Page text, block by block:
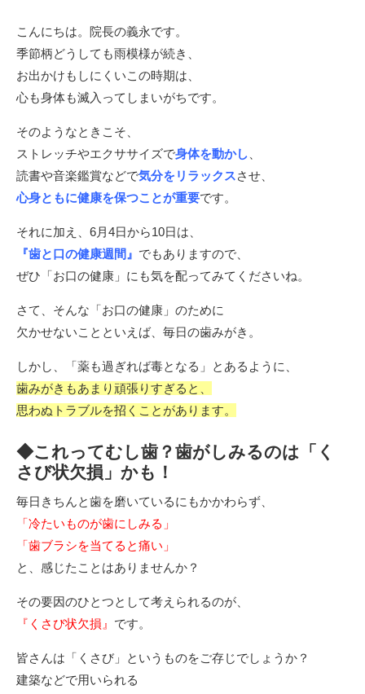
こんにちは。院長の義永です。
季節柄どうしても雨模様が続き、
お出かけもしにくいこの時期は、
心も身体も滅入ってしまいがちです。
そのようなときこそ、
ストレッチやエクササイズで身体を動かし
読書や音楽鑑賞などで気分をリラックスさせ、
心身ともに健康を保つことが重要です。
それに加え、6月4日から10日は、
『歯と口の健康週間』 でもありますので、
ぜひ「お口の健康」にも気を配ってみてくださいね。
さて、そんな「お口の健康」のために
欠かせないことといえば、毎日の歯みがき。
しかし、「薬も過ぎれば毒となる」とあるように、
歯みがきもあまり頑張りすぎると、
思わぬトラブルを招くことがあります。
◆これってむし歯？歯がしみるのは「く
さび状欠損」かも！
毎日きちんと歯を磨いているにもかかわらず、
「冷たいものが歯にしみる」
「歯ブラシを当てると痛い」
と、感じたことはありませんか？
その要因のひとつとして考えられるのが、
『くさび状欠損』 です。
皆さんは「くさび」というものをご存じでしょうか？
建築などで用いられる